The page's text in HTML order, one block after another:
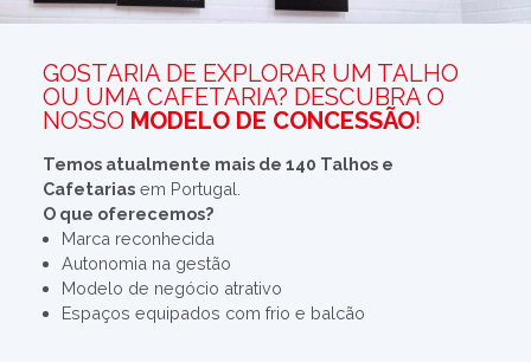
GOSTARIA DE EXPLORAR UM TALHO
OU UMA CAFETARIA? DESCUBRA O
NOSSO MODELO DE CONCESSÃO!
Temos atualmente mais de 140 Talhos e
Cafetariasem Portugal.
O que oferecemos?
Marca reconhecida
Autonomia na gestão
Modelo de negócio atrativo
Espaços equipados com frio e balcão